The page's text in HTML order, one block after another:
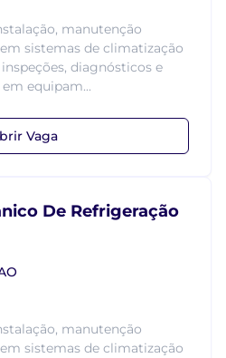
manutenção
sistemas de climatização
diagnósticos e
equipam...
Vaga
De Refrigeração
manutenção
sistemas de climatização